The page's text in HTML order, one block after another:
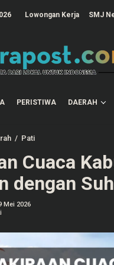
Lowongan Kerja SMJ
PERISTIWA DAERAH
/ Pati
k
r
a
K
Cuaca
dengan
Mei 2026